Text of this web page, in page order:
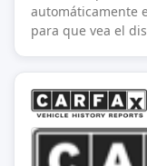
automáticamente
para que vea el